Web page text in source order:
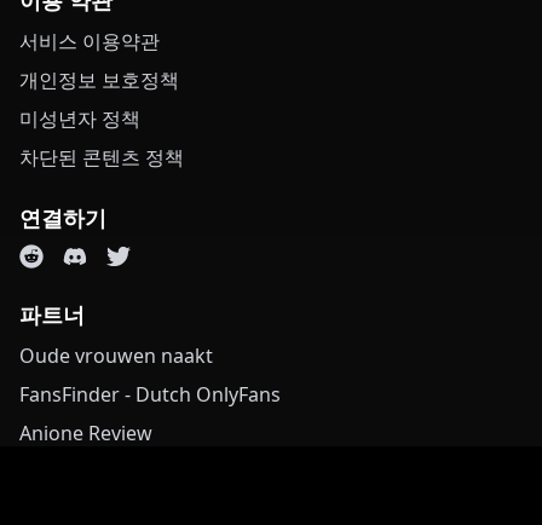
서비스 이용약관
개인정보 보호정책
미성년자 정책
차단된 콘텐츠 정책
연결하기
파트너
Oude vrouwen naakt
FansFinder - Dutch OnlyFans
Anione Review